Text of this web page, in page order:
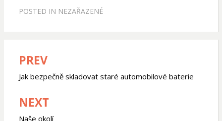
POSTED IN NEZAŘAZENÉ
Navigace
pro
příspěvek
PREV
Jak bezpečně skladovat staré automobilové baterie
NEXT
Naše okolí